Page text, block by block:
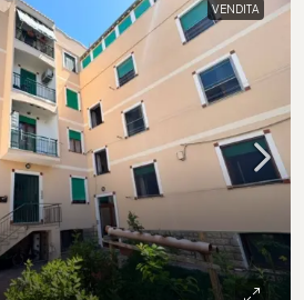
VENDITA